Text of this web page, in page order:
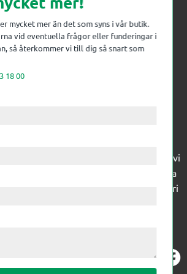
00
Fredag, 07-16
levererat kompetens till
övrig industri. Till träindustrin tillför vi
från timmerplanen hela
emballering och till övrig industri
sortiment av teknikprodukter med
till transmission och lager.
mycket mer än det som syns i vår butik.
vid eventuella frågor eller funderingar i
så återkommer vi till dig så snart som
18 00